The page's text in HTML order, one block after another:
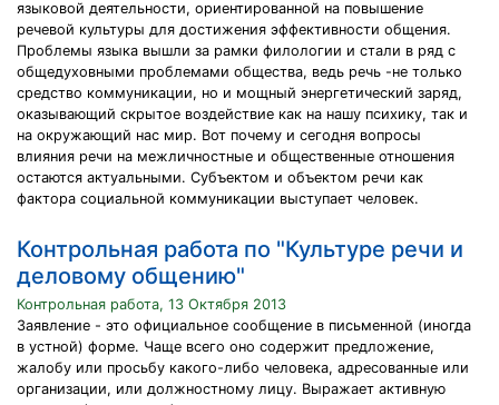
языковой деятельности, ориентированной на повышение
речевой культуры для достижения эффективности общения.
Проблемы языка вышли за рамки филологии и стали в ряд с
общедуховными проблемами общества, ведь речь -не только
средство коммуникации, но и мощный энергетический заряд,
оказывающий скрытое воздействие как на нашу психику, так и
на окружающий нас мир. Вот почему и сегодня вопросы
влияния речи на межличностные и общественные отношения
остаются актуальными. Субъектом и объектом речи как
фактора социальной коммуникации выступает человек.
Контрольная работа по "Культуре речи и
деловому общению"
Контрольная работа, 13 Октября 2013
Заявление - это официальное сообщение в письменной (иногда
в устной) форме. Чаще всего оно содержит предложение,
жалобу или просьбу какого-либо человека, адресованные или
организации, или должностному лицу. Выражает активную